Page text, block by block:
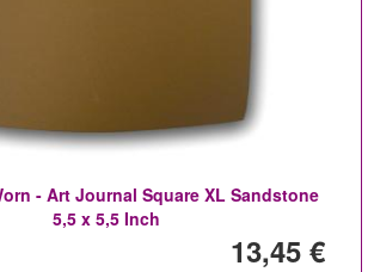
- Art Journal Square XL Sandstone
5,5 x 5,5 Inch
13,45 €